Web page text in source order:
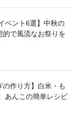
ベント6選】中秋の
的で風流なお祭りを
作り方】白米・も
あんこの簡単レシピ